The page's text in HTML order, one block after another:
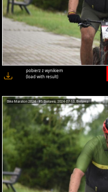
pobierz z wynikiem
(load with result)